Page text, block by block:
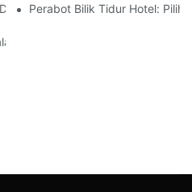
Reka Bentuk Perabot Bilik
Perabot Bilik Tidur Hotel:
Bilik Tidur Hotel Kecil: